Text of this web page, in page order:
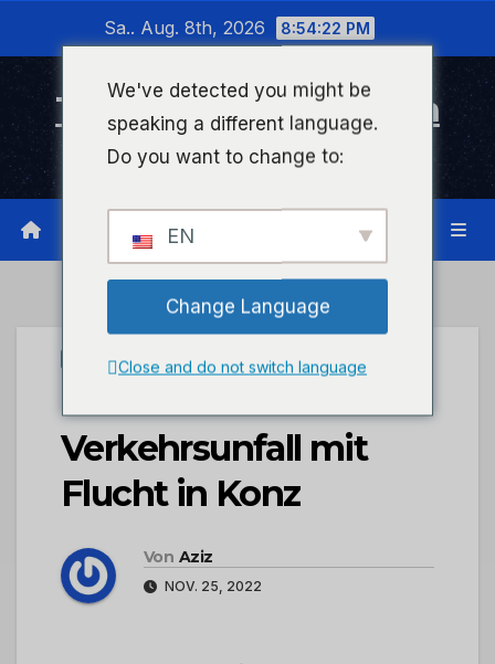
wechseln
Sa.. Aug. 8th, 2026 8:54:23 PM
Timeline Bad Kreuznach
Infonetzwerk für Bad Kreuznach
UNCATEGORIZED
POL-PDTR:
Verkehrsunfall mit
Flucht in Konz
Von Aziz
NOV. 25, 2022
We've detected you might be
speaking a different language.
Do you want to change to:
EN
Change Language
Close and do not switch language